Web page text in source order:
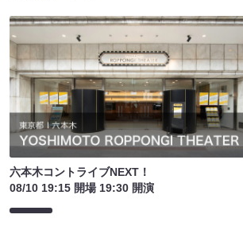
六本木コントライブNEXT！
08/10 19:15 開場 19:30 開演